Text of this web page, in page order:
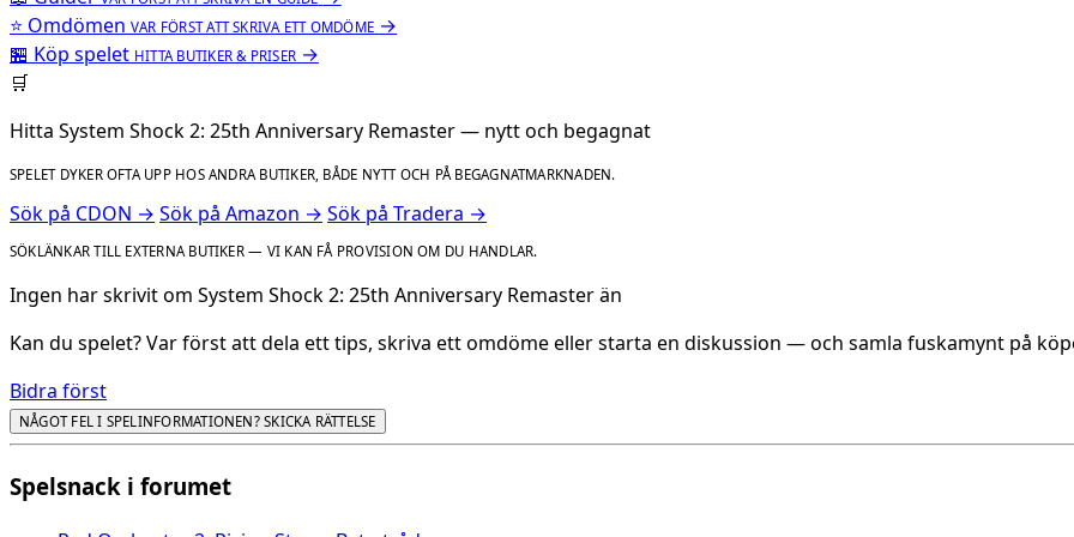
⭐ Omdömen VAR FÖRST ATT SKRIVA ETT OMDÖME →
🏪 Köp spelet HITTA BUTIKER & PRISER →
🛒
Hitta System Shock 2: 25th Anniversary Remaster — nytt och begagnat
SPELET DYKER OFTA UPP HOS ANDRA BUTIKER, BÅDE NYTT OCH PÅ BEGAGNATMARKNADEN.
Sök på CDON → Sök på Amazon → Sök på Tradera →
SÖKLÄNKAR TILL EXTERNA BUTIKER — VI KAN FÅ PROVISION OM DU HANDLAR.
Ingen har skrivit om System Shock 2: 25th Anniversary Remaster än
Kan du spelet? Var först att dela ett tips, skriva ett omdöme eller starta en diskussion — och samla fuskamynt på
Bidra först
NÅGOT FEL I SPELINFORMATIONEN? SKICKA RÄTTELSE
Spelsnack i forumet